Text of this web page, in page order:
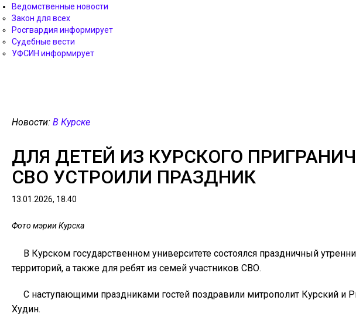
Ведомственные новости
Закон для всех
Росгвардия информирует
Судебные вести
УФСИН информирует
Новости: В Курске
ДЛЯ ДЕТЕЙ ИЗ КУРСКОГО
СВО УСТРОИЛИ ПРАЗДНИК
13.01.2026, 18.40
Фото мэрии Курска
В Курском государственном университете состоялся праздничный
территорий, а также для ребят из семей участников СВО.
С наступающими праздниками гостей поздравили митрополит Курский и
Худин.